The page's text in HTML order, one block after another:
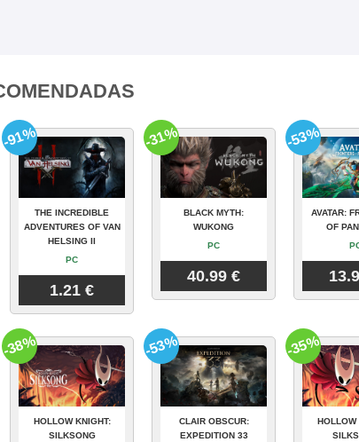
THE INCREDIBLE
ADVENTURES OF VAN
HELSING II
PC
1.21 €
-91%
BLACK MYTH:
WUKONG
PC
40.99 €
-31%
AVATAR:
OF
-53%
HOLLOW KNIGHT:
SILKSONG
-38%
CLAIR OBSCUR:
EXPEDITION 33
-53%
HOLLOW
-35%